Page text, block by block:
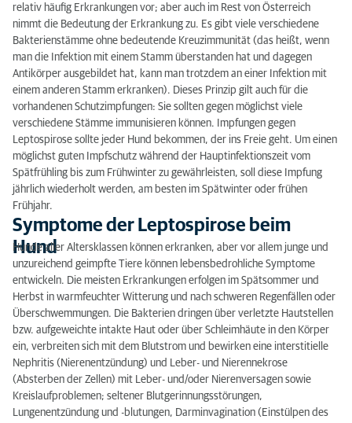
Prognose
relativ häufig Erkrankungen vor; aber auch im Rest von Österreich
nimmt die Bedeutung der Erkrankung zu. Es gibt viele verschiedene
Bakterienstämme ohne bedeutende Kreuzimmunität (das heißt, wenn
man die Infektion mit einem Stamm überstanden hat und dagegen
Antikörper ausgebildet hat, kann man trotzdem an einer Infektion mit
einem anderen Stamm erkranken). Dieses Prinzip gilt auch für die
vorhandenen Schutzimpfungen: Sie sollten gegen möglichst viele
verschiedene Stämme immunisieren können. Impfungen gegen
Leptospirose sollte jeder Hund bekommen, der ins Freie geht. Um einen
möglichst guten Impfschutz während der Hauptinfektionszeit vom
Spätfrühling bis zum Frühwinter zu gewährleisten, soll diese Impfung
jährlich wiederholt werden, am besten im Spätwinter oder frühen
Frühjahr.
Symptome der Leptospirose beim
Hund
Hunde aller Altersklassen können erkranken, aber vor allem junge und
unzureichend geimpfte Tiere können lebensbedrohliche Symptome
entwickeln. Die meisten Erkrankungen erfolgen im Spätsommer und
Herbst in warmfeuchter Witterung und nach schweren Regenfällen oder
Überschwemmungen. Die Bakterien dringen über verletzte Hautstellen
bzw. aufgeweichte intakte Haut oder über Schleimhäute in den Körper
ein, verbreiten sich mit dem Blutstrom und bewirken eine interstitielle
Nephritis (Nierenentzündung) und Leber- und Nierennekrose
(Absterben der Zellen) mit Leber- und/oder Nierenversagen sowie
Kreislaufproblemen; seltener Blutgerinnungsstörungen,
Lungenentzündung und -blutungen, Darminvagination (Einstülpen des